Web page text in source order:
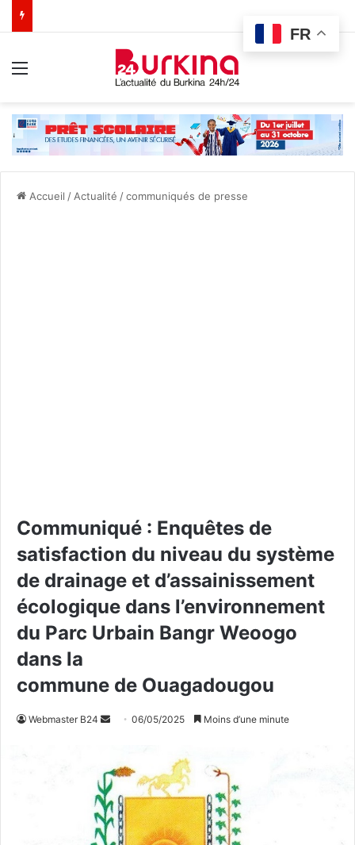
Accueil / Actualité /communiqués de presse
Communiqué : Enquêtes de
satisfaction du niveau du système
de drainage et d’assainissement
écologique dans l’environnement
du Parc Urbain Bangr Weoogo
dans la
commune de Ouagadougou
Webmaster B24
o
y
e
06/05/2025 Moins d’une minute
FR